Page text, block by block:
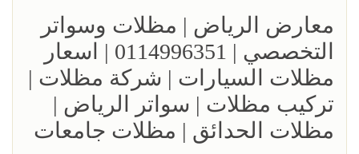
معارض الرياض | مظلات وسواتر
التخصصي | 0114996351 | اسعار
مظلات السيارات | شركة مظلات |
تركيب مظلات | سواتر الرياض |
مظلات الحدائق | مظلات جامعات